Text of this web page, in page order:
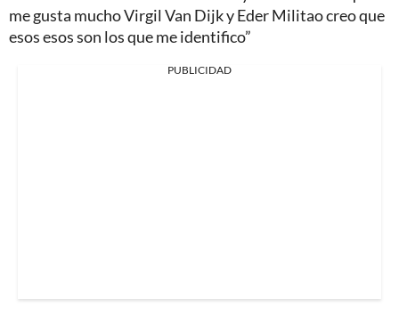
me gusta mucho Virgil Van Dijk y Eder Militao creo que
esos esos son los que me identifico”
PUBLICIDAD